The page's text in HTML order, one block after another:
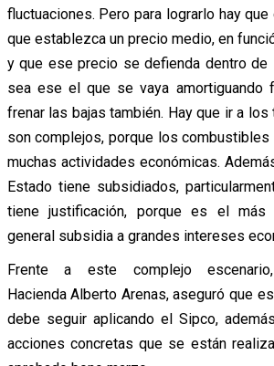
fluctuaciones. Pero para lograrlo hay
que establezca un precio medio, en
y que ese precio se defienda dentro de
sea ese el que se vaya amortiguando
frenar las bajas también. Hay que ir a
son complejos, porque los
muchas actividades económicas.
Estado tiene subsidiados,
tiene justificación, porque es el más
general subsidia a grandes intereses
Frente a este complejo
Hacienda Alberto Arenas, aseguró que
debe seguir aplicando el Sipco,
acciones concretas que se están